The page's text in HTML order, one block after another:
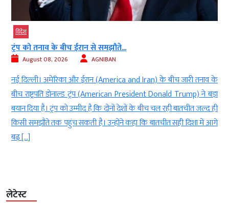
विदेश
ट्रंप को तनाव के बीच ईरान से समझौते...
August 08, 2026 AGNIBAN
नई दिल्ली। अमेरिका और ईरान (America and Iran) के बीच जारी तनाव के
बीच राष्ट्रपति डोनाल्ड ट्रंप (American President Donald Trump) ने बड़ा
बयान दिया है। ट्रंप को उम्मीद है कि दोनों देशों के बीच चल रही बातचीत जल्द ही
किसी समझौते तक पहुंच सकती है। उन्होंने कहा कि बातचीत सही दिशा में आगे
बढ़ […]
लेटेस्ट